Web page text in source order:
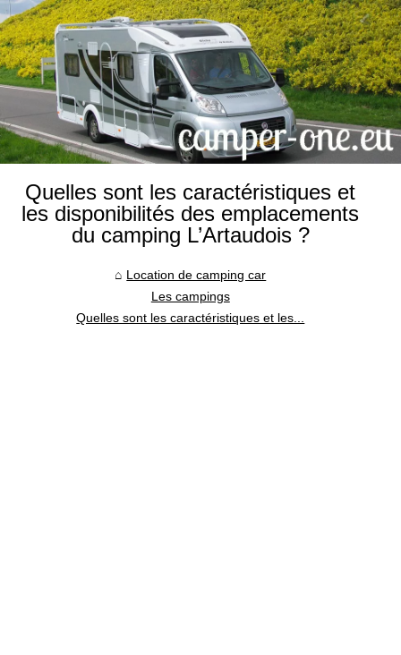
Quelles sont les caractéristiques et
les disponibilités des emplacements
du camping L’Artaudois ?
Location de camping car
Les campings
Quelles sont les caractéristiques et les...